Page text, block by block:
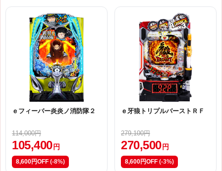
ｅフィーバー炎炎ノ消防隊２
114,000円
105,400 円
8,600円OFF (-8%)
ｅ牙狼トリプルバーストＲＦ
279,100円
270,500 円
8,600円OFF (-3%)